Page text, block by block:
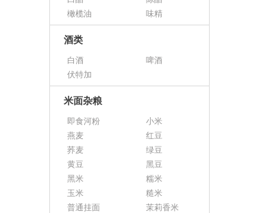
橄榄油
味精
酒类
白酒
啤酒
伏特加
米面杂粮
即食河粉
小米
燕麦
红豆
荞麦
绿豆
黄豆
黑豆
黑米
糯米
玉米
糙米
普通挂面
茉莉香米